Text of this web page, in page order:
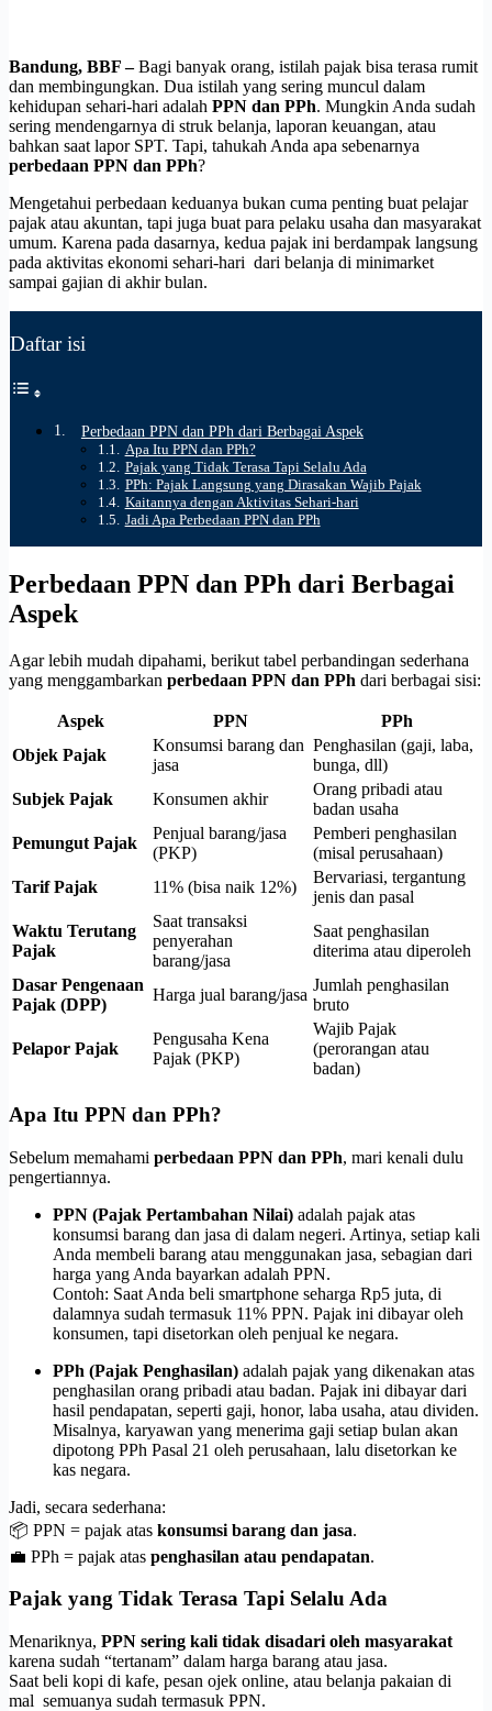
Bandung, BBF –Bagi banyak orang, istilah pajak bisa terasa rumit
dan membingungkan. Dua istilah yang sering muncul dalam
kehidupan sehari-hari adalah PPN dan PPh. Mungkin Anda sudah
sering mendengarnya di struk belanja, laporan keuangan, atau
bahkan saat lapor SPT. Tapi, tahukah Anda apa sebenarnya
perbedaan PPN dan PPh?
Mengetahui perbedaan keduanya bukan cuma penting buat pelajar
pajak atau akuntan, tapi juga buat para pelaku usaha dan masyarakat
umum. Karena pada dasarnya, kedua pajak ini berdampak langsung
pada aktivitas ekonomi sehari-hari dari belanja di minimarket
sampai gajian di akhir bulan.
Daftar isi
Perbedaan PPN dan PPh dari Berbagai Aspek
Apa Itu PPN dan PPh?
Pajak yang Tidak Terasa Tapi Selalu Ada
PPh: Pajak Langsung yang Dirasakan Wajib Pajak
Kaitannya dengan Aktivitas Sehari-hari
Jadi Apa Perbedaan PPN dan PPh
Perbedaan PPN dan PPh dari Berbagai
Aspek
Agar lebih mudah dipahami, berikut tabel perbandingan sederhana
yang menggambarkan perbedaan PPN dan PPh dari berbagai sisi:
Aspek PPN
PPh
Objek Pajak
Konsumsi barang dan
jasa
Penghasilan (gaji, laba,
bunga, dll)
Subjek Pajak
Konsumen akhir
Orang pribadi atau
badan usaha
Pemungut Pajak
Penjual barang/jasa
(PKP)
Pemberi penghasilan
(misal perusahaan)
Tarif Pajak
11% (bisa naik 12%)
Bervariasi, tergantung
jenis dan pasal
Waktu Terutang
Pajak
Saat transaksi
penyerahan
barang/jasa
Saat penghasilan
diterima atau diperoleh
Dasar Pengenaan
Pajak (DPP)
Harga jual barang/jasa
Jumlah penghasilan
bruto
Pelapor Pajak
Pengusaha Kena
Pajak (PKP)
Wajib Pajak
(perorangan atau
badan)
Apa Itu PPN dan PPh?
Sebelum memahami perbedaan PPN dan PPh, mari kenali dulu
pengertiannya.
PPN (Pajak Pertambahan Nilai) adalah pajak atas
konsumsi barang dan jasa di dalam negeri. Artinya, setiap kali
Anda membeli barang atau menggunakan jasa, sebagian dari
harga yang Anda bayarkan adalah PPN.
Contoh: Saat Anda beli smartphone seharga Rp5 juta, di
dalamnya sudah termasuk 11% PPN. Pajak ini dibayar oleh
konsumen, tapi disetorkan oleh penjual ke negara.
PPh (Pajak Penghasilan) adalah pajak yang dikenakan atas
penghasilan orang pribadi atau badan. Pajak ini dibayar dari
hasil pendapatan, seperti gaji, honor, laba usaha, atau dividen.
Misalnya, karyawan yang menerima gaji setiap bulan akan
dipotong PPh Pasal 21 oleh perusahaan, lalu disetorkan ke
kas negara.
Jadi, secara sederhana:
📦 PPN = pajak atas konsumsi barang dan jasa.
💼 PPh = pajak atas penghasilan atau pendapatan.
Pajak yang Tidak Terasa Tapi Selalu Ada
Menariknya, PPN sering kali tidak disadari oleh masyarakat
karena sudah “tertanam” dalam harga barang atau jasa.
Saat beli kopi di kafe, pesan ojek online, atau belanja pakaian di
mal semuanya sudah termasuk PPN.